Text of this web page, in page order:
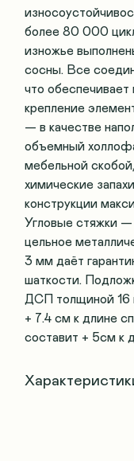
более 80 000
изножье
сосны. Все
что
крепление
— в качестве
объемный
мебельной
химические
конструкции
Угловые стяжки —
цельное
3 мм даёт
шаткости.
ДСП толщиной 16
+ 7.4 см к длине
составит + 5см к